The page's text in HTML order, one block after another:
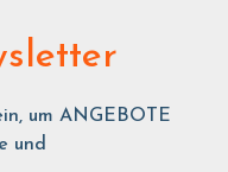
um ANGEBOTE
und